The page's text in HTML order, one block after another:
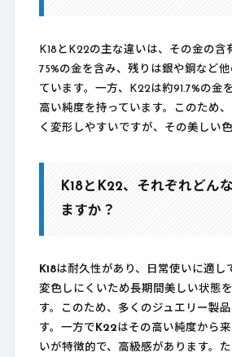
K18とK22の主な違いは、その金の含
75%の金を含み、残りは銀や銅など
ています。一方、K22は約91.7%の金
高い純度を持っています。このため
く変形しやすいですが、その美しい
K18とK22、それぞれどん
ますか？
K18は耐久性があり、日常使いに適し
変色しにくいため長期間美しい状態
す。このため、多くのジュエリー製
す。一方で K22はその高い純度から
いが特徴的で、高級感があります。